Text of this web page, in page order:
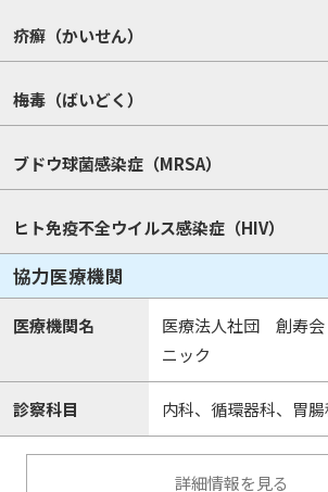
疥癬（かいせん）
梅毒（ばいどく）
ブドウ球菌感染症（MRSA）
ヒト免疫不全ウイルス感染症（HIV）
協力医療機関
医療機関名
医療法人社団 創寿
ニック
診察科目 内科、循環器科、胃
詳細情報を見る